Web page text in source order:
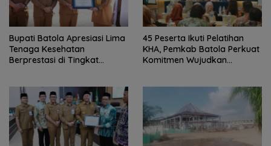
Bupati Batola Apresiasi Lima
Tenaga Kesehatan
Berprestasi di Tingkat
45 Peserta Ikuti Pelatihan
KHA, Pemkab Batola Perkuat
Komitmen Wujudkan